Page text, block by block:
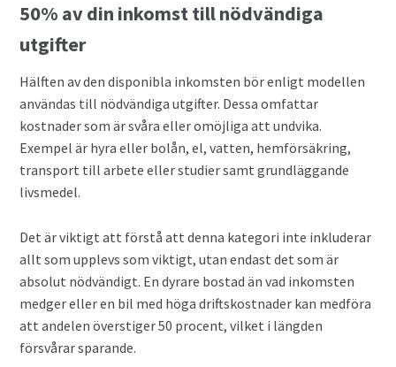
50% av din inkomst till nödvändiga
utgifter
Hälften av den disponibla inkomsten bör enligt modellen
användas till nödvändiga utgifter. Dessa omfattar
kostnader som är svåra eller omöjliga att undvika.
Exempel är hyra eller bolån, el, vatten, hemförsäkring,
transport till arbete eller studier samt grundläggande
livsmedel.
Det är viktigt att förstå att denna kategori inte inkluderar
allt som upplevs som viktigt, utan endast det som är
absolut nödvändigt. En dyrare bostad än vad inkomsten
medger eller en bil med höga driftskostnader kan medföra
att andelen överstiger 50 procent, vilket i längden
försvårar sparande.